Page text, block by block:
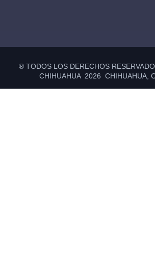
® TODOS LOS DERECHOS
CHIHUAHUA 2026 CHIHUAHUA,